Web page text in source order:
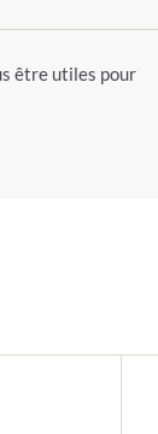
être utiles pour